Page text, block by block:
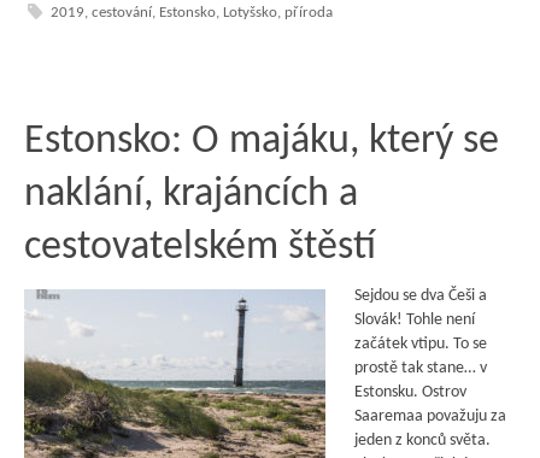
2019, cestování, Estonsko, Lotyšsko, příroda
Estonsko: O majáku, který se
naklání, krajáncích a
cestovatelském štěstí
Sejdou se dva Češi a
Slovák! Tohle není
začátek vtipu. To se
prostě tak stane… v
Estonsku. Ostrov
Saaremaa považuju za
jeden z konců světa.